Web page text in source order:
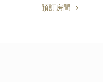
預訂房間